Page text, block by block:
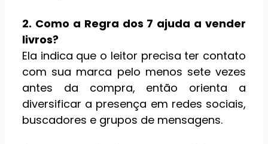
2. Como a Regra dos 7 ajuda a vender
livros?
Ela indica que o leitor precisa ter contato
com sua marca pelo menos sete vezes
antes da compra, então orienta a
diversificar a presença em redes sociais,
buscadores e grupos de mensagens.